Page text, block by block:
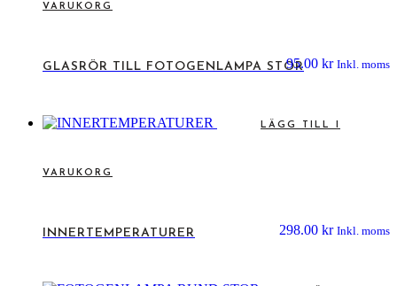
VARUKORG
GLASRÖR TILL FOTOGENLAMPA STOR95.00 kr Inkl. moms
LÄGG TILL I
VARUKORG
INNERTEMPERATURER 298.00 kr Inkl. moms